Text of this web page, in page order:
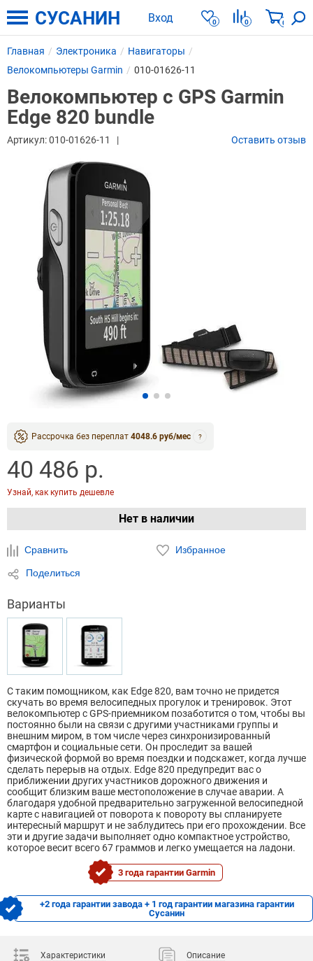
Вход 0 0 0
СУСАНИН
Главная Электроника
Навигаторы
Велокомпьютеры Garmin
010-01626-11
Велокомпьютер с GPS Garmin
Edge 820 bundle
Артикул:010-01626-11 Оставить отзыв
Рассрочка без переплат 4048.6 руб/мес ?
40 486 р.
Узнай, как купить дешевле
Нет в наличии
Сравнить Избранное
Поделиться
Варианты
С таким помощником, как Edge 820, вам точно не придется
скучать во время велосипедных прогулок и тренировок. Этот
велокомпьютер с GPS-приемником позаботится о том, чтобы вы
постоянно были на связи с другими участниками группы и
внешним миром, в том числе через синхронизированный
смартфон и социальные сети. Он проследит за вашей
физической формой во время поездки и подскажет, когда лучше
сделать перерыв на отдых. Edge 820 предупредит вас о
приближении других участников дорожного движения и
сообщит близким ваше местоположение в случае аварии. А
благодаря удобной предварительно загруженной велосипедной
карте с навигацией от поворота к повороту вы спланируете
интересный маршрут и не заблудитесь при его прохождении. Все
эти и другие задачи выполняет одно компактное устройство,
которое весит всего 67 граммов и легко умещается на ладони.
3 года гарантии Garmin
+2 года гарантии завода + 1 год гарантии магазина гарантии
Сусанин
Характеристики Описание